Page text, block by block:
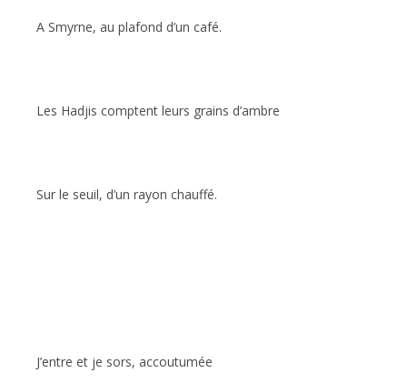
A Smyrne, au plafond d’un café.
Les Hadjis comptent leurs grains d’ambre
Sur le seuil, d’un rayon chauffé.
J’entre et je sors, accoutumée